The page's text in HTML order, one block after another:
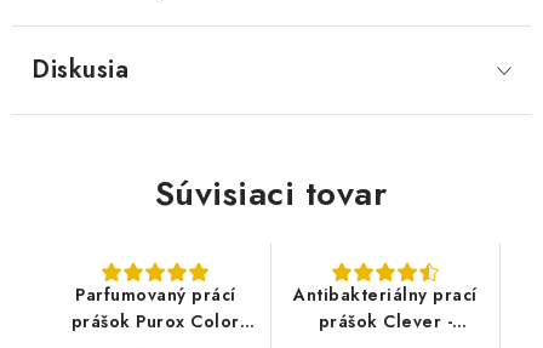
Diskusia
Súvisiaci tovar
Parfumovaný prácí
prášok Purox Color
Antibakteriálny prací
prášok Clever -